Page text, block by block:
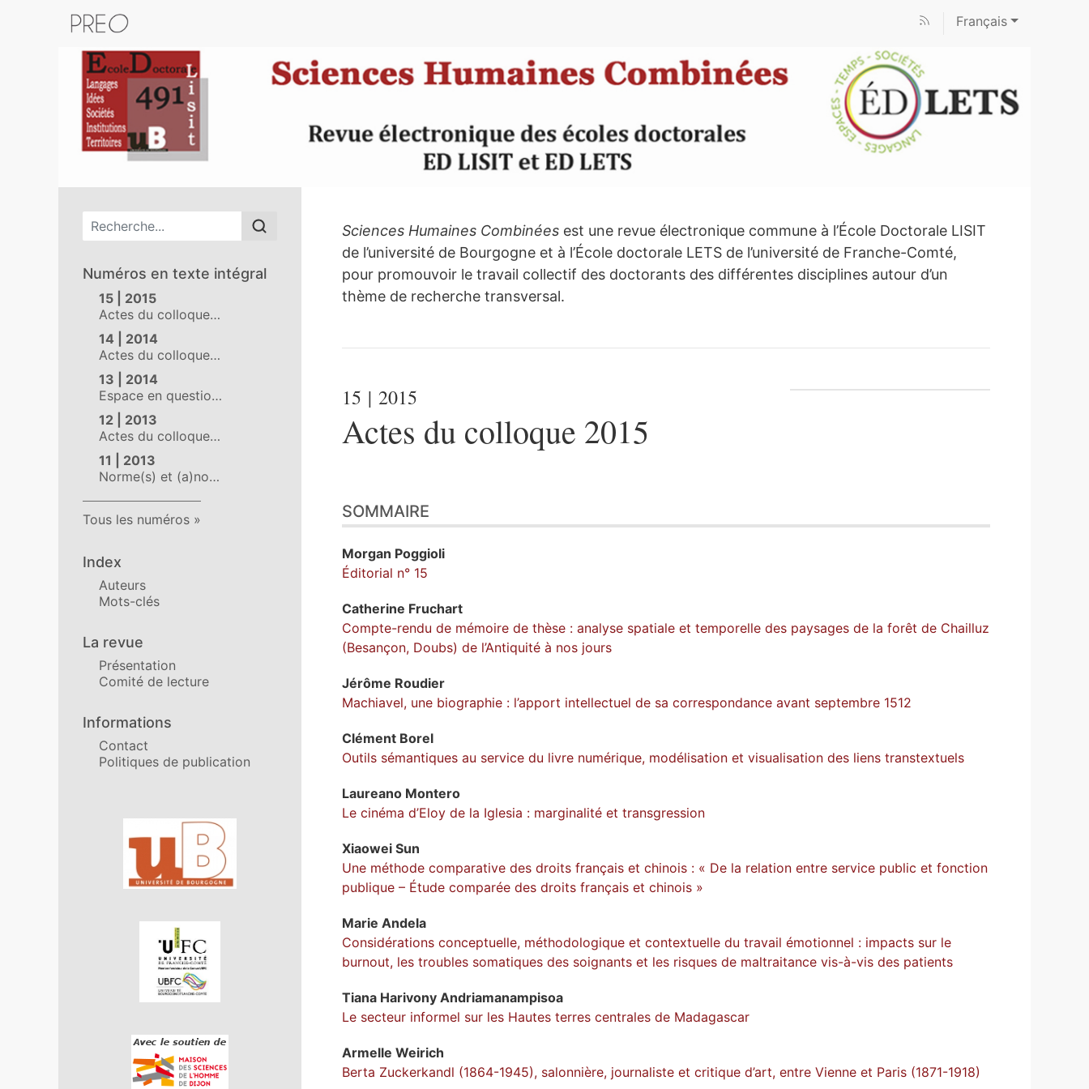
Français
Menu principal
Numéros en texte intégral
15 | 2015
Actes du colloque…
14 | 2014
Actes du colloque…
13 | 2014
Espace en questio…
12 | 2013
Actes du colloque…
11 | 2013
Norme(s) et (a)no…
Tous les numéros
Index
Auteurs
Mots-clés
La revue
Présentation
Comité de lecture
Informations
Contact
Politiques de publication
Affiliations/partenaires
PRÉSENTATION
Sciences Humaines Combinées est une revue électronique commune à l’École Doctorale LISIT
de l’université de Bourgogne et à l’École doctorale LETS de l’université de Franche-Comté,
pour promouvoir le travail collectif des doctorants des différentes disciplines autour d’un
thème de recherche transversal.
15 | 2015
Actes du colloque 2015
SOMMAIRE
Morgan Poggioli
Éditorial n° 15
Catherine Fruchart
Compte-rendu de mémoire de thèse : analyse spatiale et temporelle des paysages de la forêt de Chailluz
(Besançon, Doubs) de l’Antiquité à nos jours
Jérôme Roudier
Machiavel, une biographie : l’apport intellectuel de sa correspondance avant septembre 1512
Clément Borel
Outils sémantiques au service du livre numérique, modélisation et visualisation des liens transtextuels
Laureano Montero
Le cinéma d’Eloy de la Iglesia : marginalité et transgression
Xiaowei Sun
Une méthode comparative des droits français et chinois : « De la relation entre service public et fonction
publique – Étude comparée des droits français et chinois »
Marie Andela
Considérations conceptuelle, méthodologique et contextuelle du travail émotionnel : impacts sur le
burnout, les troubles somatiques des soignants et les risques de maltraitance vis-à-vis des patients
Tiana Harivony Andriamanampisoa
Le secteur informel sur les Hautes terres centrales de Madagascar
Armelle Weirich
Berta Zuckerkandl (1864-1945), salonnière, journaliste et critique d’art, entre Vienne et Paris (1871-1918)